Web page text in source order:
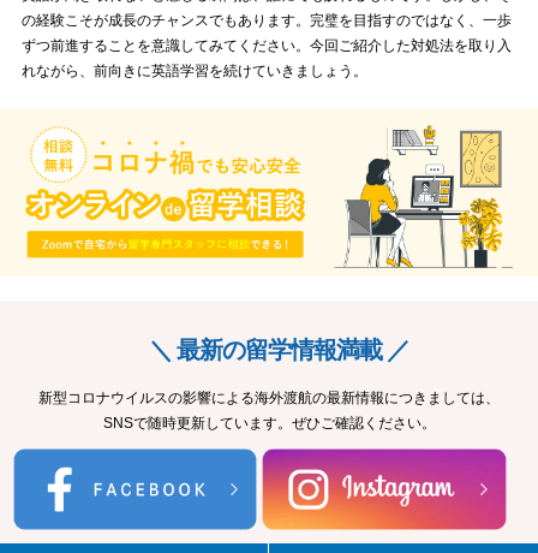
の経験こそが成長のチャンスでもあります。完璧を目指すのではなく、一歩
ずつ前進することを意識してみてください。今回ご紹介した対処法を取り入
れながら、前向きに英語学習を続けていきましょう。
＼ 最新の留学情報満載 ／
新型コロナウイルスの影響による海外渡航の最新情報につきましては、
SNSで随時更新しています。ぜひご確認ください。